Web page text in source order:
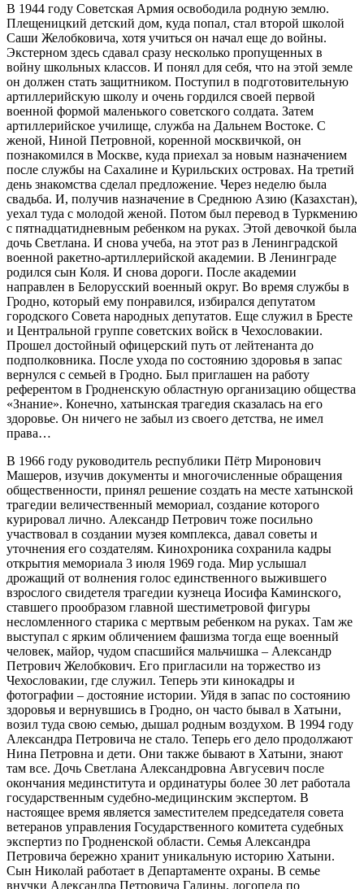
В 1944 году Советская Армия освободила родную землю.
Плещеницкий детский дом, куда попал, стал второй школой
Саши Желобковича, хотя учиться он начал еще до войны.
Экстерном здесь сдавал сразу несколько пропущенных в
войну школьных классов. И понял для себя, что на этой земле
он должен стать защитником. Поступил в подготовительную
артиллерийскую школу и очень гордился своей первой
военной формой маленького советского солдата. Затем
артиллерийское училище, служба на Дальнем Востоке. С
женой, Ниной Петровной, коренной москвичкой, он
познакомился в Москве, куда приехал за новым назначением
после службы на Сахалине и Курильских островах. На третий
день знакомства сделал предложение. Через неделю была
свадьба. И, получив назначение в Среднюю Азию (Казахстан),
уехал туда с молодой женой. Потом был перевод в Туркмению
с пятнадцатидневным ребенком на руках. Этой девочкой была
дочь Светлана. И снова учеба, на этот раз в Ленинградской
военной ракетно-артиллерийской академии. В Ленинграде
родился сын Коля. И снова дороги. После академии
направлен в Белорусский военный округ. Во время службы в
Гродно, который ему понравился, избирался депутатом
городского Совета народных депутатов. Еще служил в Бресте
и Центральной группе советских войск в Чехословакии.
Прошел достойный офицерский путь от лейтенанта до
подполковника. После ухода по состоянию здоровья в запас
вернулся с семьей в Гродно. Был приглашен на работу
референтом в Гродненскую областную организацию общества
«Знание». Конечно, хатынская трагедия сказалась на его
здоровье. Он ничего не забыл из своего детства, не имел
права…
В 1966 году руководитель республики Пётр Миронович
Машеров, изучив документы и многочисленные обращения
общественности, принял решение создать на месте хатынской
трагедии величественный мемориал, создание которого
курировал лично. Александр Петрович тоже посильно
участвовал в создании музея комплекса, давал советы и
уточнения его создателям. Кинохроника сохранила кадры
открытия мемориала 3 июля 1969 года. Мир услышал
дрожащий от волнения голос единственного выжившего
взрослого свидетеля трагедии кузнеца Иосифа Каминского,
ставшего прообразом главной шестиметровой фигуры
несломленного старика с мертвым ребенком на руках. Там же
выступал с ярким обличением фашизма тогда еще военный
человек, майор, чудом спасшийся мальчишка – Александр
Петрович Желобкович. Его пригласили на торжество из
Чехословакии, где служил. Теперь эти кинокадры и
фотографии – достояние истории. Уйдя в запас по состоянию
здоровья и вернувшись в Гродно, он часто бывал в Хатыни,
возил туда свою семью, дышал родным воздухом. В 1994 году
Александра Петровича не стало. Теперь его дело продолжают
Нина Петровна и дети. Они также бывают в Хатыни, знают
там все. Дочь Светлана Александровна Авгусевич после
окончания мединститута и ординатуры более 30 лет работала
государственным судебно-медицинским экспертом. В
настоящее время является заместителем председателя совета
ветеранов управления Государственного комитета судебных
экспертиз по Гродненской области. Семья Александра
Петровича бережно хранит уникальную историю Хатыни.
Сын Николай работает в Департаменте охраны. В семье
внучки Александра Петровича Галины, логопеда по